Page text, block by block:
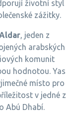
životní styl
zážitky.
, jeden z
arabských
komunit
hodnotou. Yas
místo pro
v jedné z
Abú Dhabí.